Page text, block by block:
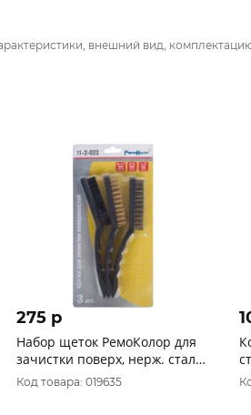
внешний вид,
275 p
Набор щеток РемоКолор для
зачистки поверх, нерж. сталь,
латун. сталь, 11-2-023
Код товара: 019635